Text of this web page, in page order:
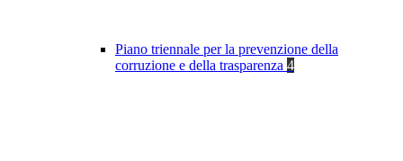
Piano triennale per la prevenzione della
corruzione e della trasparenza 4